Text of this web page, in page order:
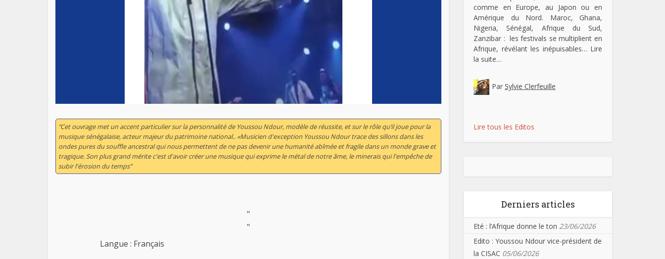
“Cet ouvrage met un accent particulier sur la personnalité de Youssou Ndour, modèle de réussite, et sur le rôle qu’il joue pour la
musique sénégalaise, acteur majeur du patrimoine national.. «Musicien d'exception Youssou Ndour trace des sillons dans les
ondes pures du souffle ancestral qui nous permettent de ne pas devenir une humanité abîmée et fragile dans un monde grave et
tragique. Son plus grand mérite c'est d'avoir créer une musique qui exprime le métal de notre âme, le minerais qui l'empêche de
subir l'érosion du temps”
"
"
Langue : Français
comme en Europe, au Japon ou en
Amérique du Nord. Maroc, Ghana,
Nigeria, Sénégal, Afrique du Sud,
Zanzibar : les festivals se multiplient en
Afrique, révélant les inépuisables… Lire
la suite…
Par Sylvie Clerfeuille
Lire tous les Editos
Derniers articles
Eté : l’Afrique donne le ton 23/06/2026
Edito : Youssou Ndour vice-président de
la CISAC 05/06/2026